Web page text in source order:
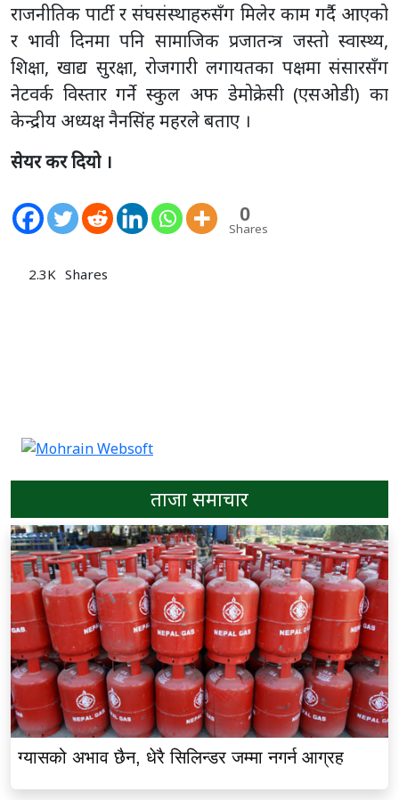
राजनीतिक पार्टी र संघसंस्थाहरुसँग मिलेर काम गर्दै आएको
र भावी दिनमा पनि सामाजिक प्रजातन्त्र जस्तो स्वास्थ्य,
शिक्षा, खाद्य सुरक्षा, रोजगारी लगायतका पक्षमा संसारसँग
नेटवर्क विस्तार गर्ने स्कुल अफ डेमोक्रेसी (एसओडी) का
केन्द्रीय अध्यक्ष नैनसिंह महरले बताए ।
सेयर कर दियो ।
0
Shares
2.3K Shares
ताजा समाचार
ग्यासको अभाव छैन, धेरै सिलिन्डर जम्मा नगर्न आग्रह